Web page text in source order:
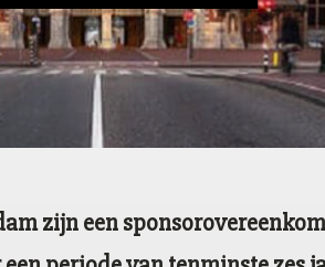
zijn een